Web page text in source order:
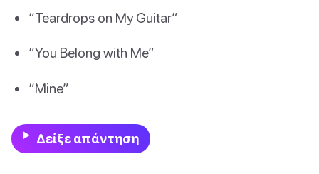
“Teardrops on My Guitar”
“You Belong with Me”
“Mine”
Δείξε απάντηση